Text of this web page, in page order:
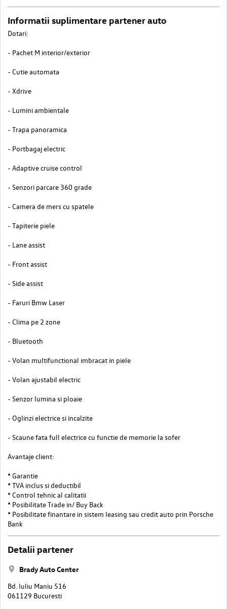
Informatii suplimentare partener auto
Dotari:
- Pachet M interior/exterior
- Cutie automata
- Xdrive
- Lumini ambientale
- Trapa panoramica
- Portbagaj electric
- Adaptive cruise control
- Senzori parcare 360 grade
- Camera de mers cu spatele
- Tapiterie piele
- Lane assist
- Front assist
- Side assist
- Faruri Bmw Laser
- Clima pe 2 zone
- Bluetooth
- Volan multifunctional imbracat in piele
- Volan ajustabil electric
- Senzor lumina si ploaie
- Oglinzi electrice si incalzite
- Scaune fata full electrice cu functie de memorie la sofer
Avantaje client:
* Garantie
* TVA inclus si deductibil
* Control tehnic al calitatii
* Posibilitate Trade in/ Buy Back
* Posibilitate finantare in sistem leasing sau credit auto prin Porsche
Bank
Detalii partener
Brady Auto Center
Bd. Iuliu Maniu 516
061129 Bucuresti